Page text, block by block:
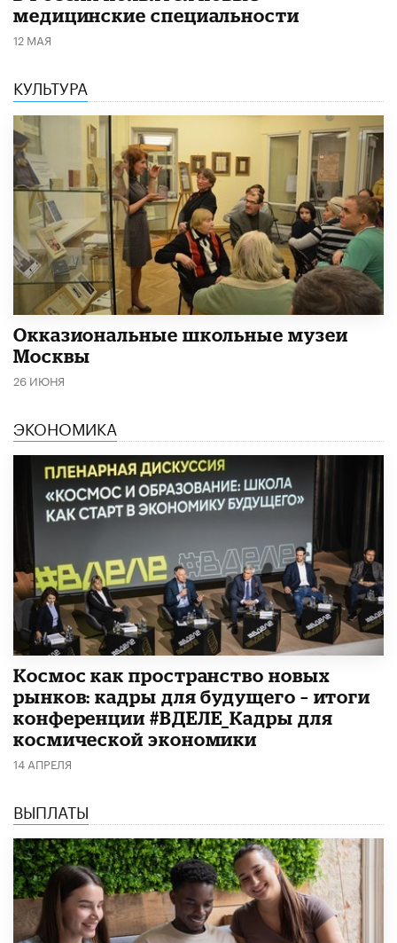
медицинские специальности
12 МАЯ
КУЛЬТУРА
​Окказиональные школьные музеи
Москвы
26 ИЮНЯ
ЭКОНОМИКА
Космос как пространство новых
рынков: кадры для будущего – итоги
конференции #ВДЕЛЕ_Кадры для
космической экономики
14 АПРЕЛЯ
ВЫПЛАТЫ